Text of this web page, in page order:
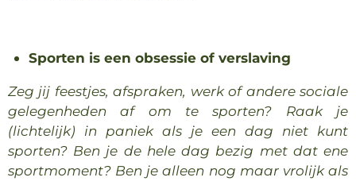
Sporten is een obsessie of verslaving
Zeg jij feestjes, afspraken, werk of andere sociale
gelegenheden af om te sporten? Raak je
(lichtelijk) in paniek als je een dag niet kunt
sporten? Ben je de hele dag bezig met dat ene
sportmoment? Ben je alleen nog maar vrolijk als